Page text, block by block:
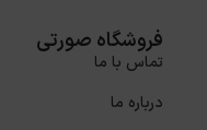
فروشگاه صورتی
تماس با ما
درباره ما